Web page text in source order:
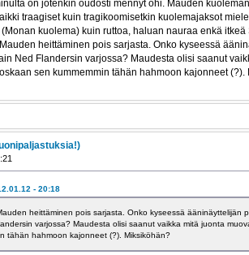
on jotenkin oudosti mennyt ohi. Mauden
traagiset kuin tragikoomisetkin kuolemajaksot
kuolema) kuin ruttoa, haluan nauraa enkä
heittäminen pois sarjasta. Onko kyseessä
Ned Flandersin varjossa? Maudesta olisi saanut
sen kummemmin tähän hahmoon kajonneet (?).
- 20:18
heittäminen pois sarjasta. Onko kyseessä ääninäyttelijän
varjossa? Maudesta olisi saanut vaikka mitä juonta
tähän hahmoon kajonneet (?). Miksiköhän?